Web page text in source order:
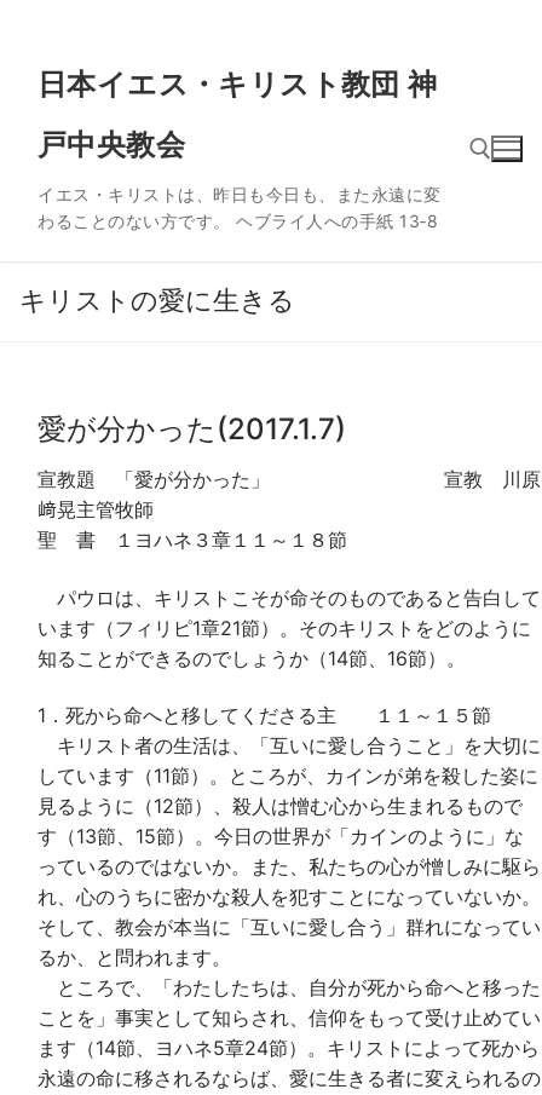
日本イエス・キリスト教団 神
戸中央教会
イエス・キリストは、昨日も今日も、また永遠に変
わることのない方です。 ヘブライ人への手紙 13‐8
キリストの愛に生きる
愛が分かった(2017.1.7)
宣教題 「愛が分かった」 宣教 川原
﨑晃主管牧師
聖 書 １ヨハネ３章１１～１８節
パウロは、キリストこそが命そのものであると告白して
います（フィリピ1章21節）。そのキリストをどのように
知ることができるのでしょうか（14節、16節）。
1．死から命へと移してくださる主 １１～１５節
キリスト者の生活は、「互いに愛し合うこと」を大切に
しています（11節）。ところが、カインが弟を殺した姿に
見るように（12節）、殺人は憎む心から生まれるもので
す（13節、15節）。今日の世界が「カインのように」な
っているのではないか。また、私たちの心が憎しみに駆ら
れ、心のうちに密かな殺人を犯すことになっていないか。
そして、教会が本当に「互いに愛し合う」群れになってい
るか、と問われます。
ところで、「わたしたちは、自分が死から命へと移った
ことを」事実として知らされ、信仰をもって受け止めてい
ます（14節、ヨハネ5章24節）。キリストによって死から
永遠の命に移されるならば、愛に生きる者に変えられるの